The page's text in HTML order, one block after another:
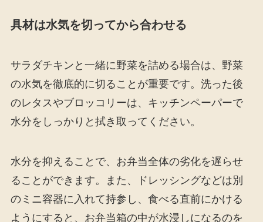
具材は水気を切ってから合わせる
サラダチキンと一緒に野菜を詰める場合は、野菜
の水気を徹底的に切ることが重要です。洗った後
のレタスやブロッコリーは、キッチンペーパーで
水分をしっかりと拭き取ってください。
水分を抑えることで、お弁当全体の劣化を遅らせ
ることができます。また、ドレッシングなどは別
のミニ容器に入れて持参し、食べる直前にかける
ようにすると、お弁当箱の中が水浸しになるのを